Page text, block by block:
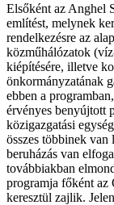
Elsőként az Anghel
említést, melynek
rendelkezésre az
közműhálózatok
kiépítésére, illetve
önkormányzatának
ebben a
érvényes benyújtott
közigazgatási
összes többinek van
beruházás van
továbbiakban
programja főként az
keresztül zajlik.